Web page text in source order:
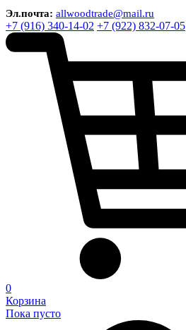
Эл.почта: allwoodtrade@mail.ru
+7 (916) 340-14-02 +7 (922) 832-07-05
0
Корзина
Пока пусто